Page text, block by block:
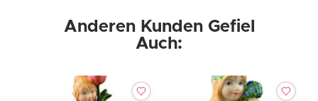
Anderen Kunden Gefiel
Auch: